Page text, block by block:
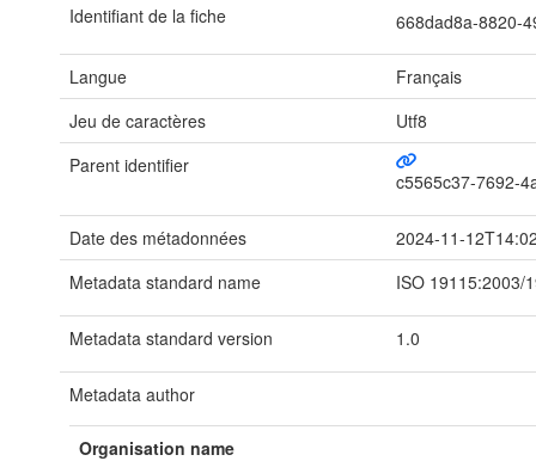
Identifiant de la fiche 668dad8a-8820-
Langue
Français
Jeu de caractères
Utf8
Parent identifier
c5565c37-7692-
Date des métadonnées
2024-11-
Metadata standard name
ISO 19115:2003/
Metadata standard version 1.0
Metadata author
Organisation name